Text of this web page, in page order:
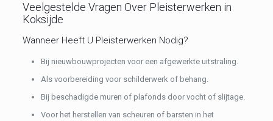
Veelgestelde Vragen Over Pleisterwerken in
Koksijde
Wanneer Heeft U Pleisterwerken Nodig?
Bij nieuwbouwprojecten voor een afgewerkte uitstraling.
Als voorbereiding voor schilderwerk of behang.
Bij beschadigde muren of plafonds door vocht of slijtage.
Voor het herstellen van scheuren of barsten in het